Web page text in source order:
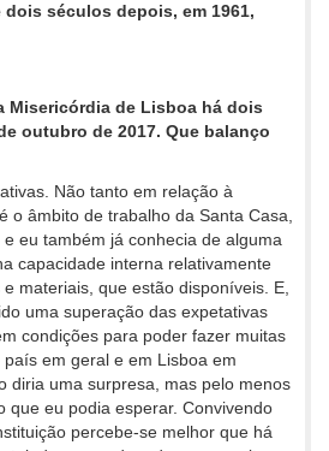
séculos depois, em 1961,
Misericórdia de Lisboa há dois
outubro de 2017. Que balanço
Não tanto em relação à
o âmbito de trabalho da Santa Casa,
eu também já conhecia de alguma
capacidade interna relativamente
materiais, que estão disponíveis. E,
uma superação das expetativas
condições para poder fazer muitas
em geral e em Lisboa em
diria uma surpresa, mas pelo menos
que eu podia esperar. Convivendo
percebe-se melhor que há